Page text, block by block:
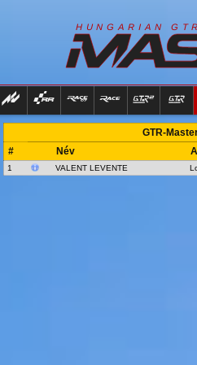
H U N G A R I A N G T
GTR-
#
Név
1 VALENT LEVENTE